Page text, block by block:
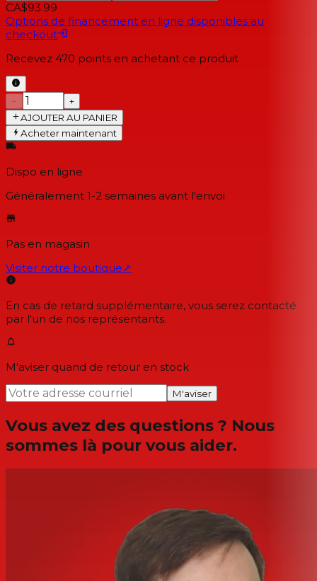
CA$93.99
Options de financement en ligne disponibles au
checkout
Recevez 470 points en achetant ce produit
−
+
AJOUTER AU PANIER
Acheter maintenant
Dispo en ligne
Généralement 1-2 semaines avant l'envoi
Pas en magasin
Visiter notre boutique↗
En cas de retard supplémentaire, vous serez contacté
par l'un de nos représentants.
M'aviser quand de retour en stock
M'aviser
Vous avez des questions ? Nous
sommes là pour vous aider.